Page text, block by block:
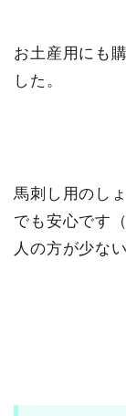
お土産用にも
した。
馬刺し用のし
でも安心です
人の方が少な